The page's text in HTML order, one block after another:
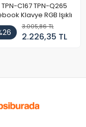
TPN-C167 TPN-Q265
Klavye RGB Işıklı
3.005,86 TL
2.226,35 TL